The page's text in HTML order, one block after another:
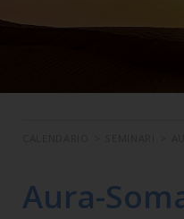
Aura-